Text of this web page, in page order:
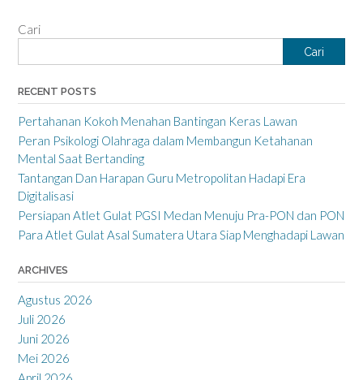
Cari
Cari
RECENT POSTS
Pertahanan Kokoh Menahan Bantingan Keras Lawan
Peran Psikologi Olahraga dalam Membangun Ketahanan
Mental Saat Bertanding
Tantangan Dan Harapan Guru Metropolitan Hadapi Era
Digitalisasi
Persiapan Atlet Gulat PGSI Medan Menuju Pra-PON dan PON
Para Atlet Gulat Asal Sumatera Utara Siap Menghadapi Lawan
ARCHIVES
Agustus 2026
Juli 2026
Juni 2026
Mei 2026